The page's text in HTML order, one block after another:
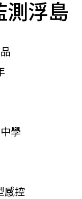
測浮島
學
感控